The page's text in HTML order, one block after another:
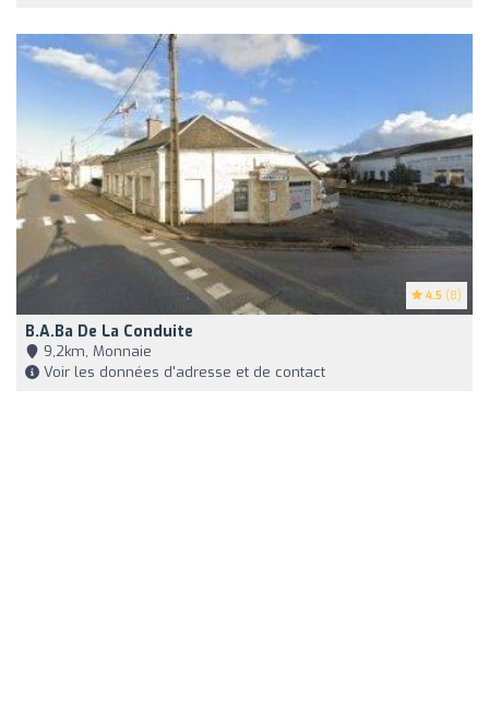
4.5 (8)
B.a.ba De La Conduite
9,2km, Monnaie
Voir les données d'adresse et de contact